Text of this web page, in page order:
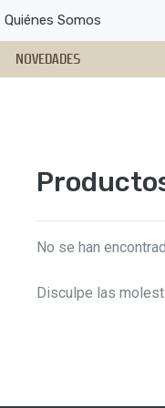
Quiénes Somos
NOVEDADES
No se han
Disculpe las